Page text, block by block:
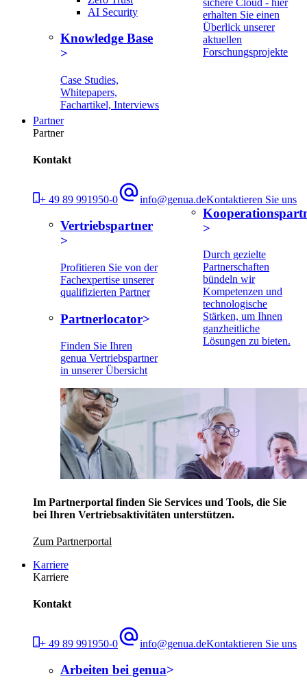
AI Security
Knowledge Base
Case Studies,
Whitepapers,
Fachartikel, Interviews
erhalten Sie einen
Überlick unserer
aktuellen
Forschungsprojekte
Partner
Partner
Kontakt
+ 49 89 991950-0 info@genua.deKontaktieren Sie uns
Vertriebspartner
Profitieren Sie von der
Fachexpertise unserer
qualifizierten Partner
Partnerlocator
Finden Sie Ihren
genua Vertriebspartner
in unserer Übersicht
Durch gezielte
Partnerschaften
bündeln wir
Kompetenzen und
technologische
Stärken, um Ihnen
ganzheitliche
Lösungen zu bieten.
Im Partnerportal finden Sie Services und Tools, die Sie
bei Ihren Vertriebsaktivitäten unterstützen.
Zum Partnerportal
Karriere
Karriere
Kontakt
+ 49 89 991950-0 info@genua.deKontaktieren Sie uns
Arbeiten bei genua